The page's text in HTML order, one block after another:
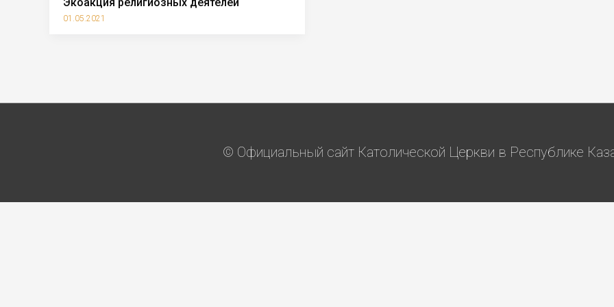
Экоакция религиозных деятелей
01.05.2021
© Официальный сайт Католической Церкви в Республике